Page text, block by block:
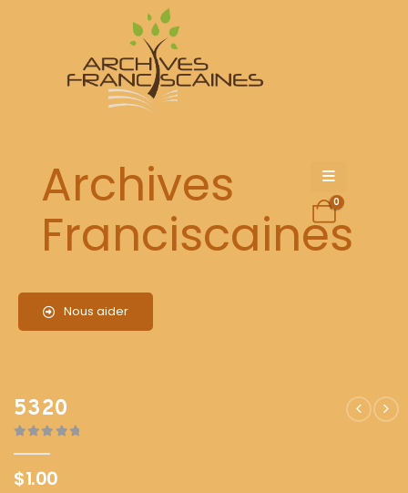
Archives
Franciscaines
Nous aider
0
5320
$1.00